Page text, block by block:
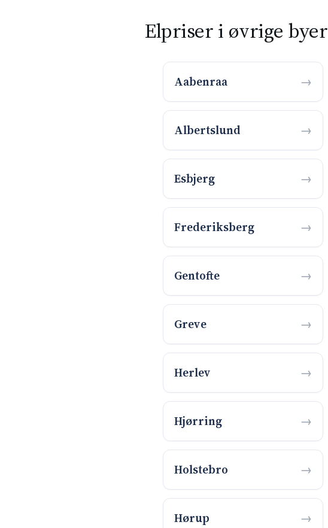
Elpriser i øvrige byer
Aabenraa
Albertslund
Esbjerg
Frederiksberg
Gentofte
Greve
Herlev
Hjørring
Holstebro
Hørup